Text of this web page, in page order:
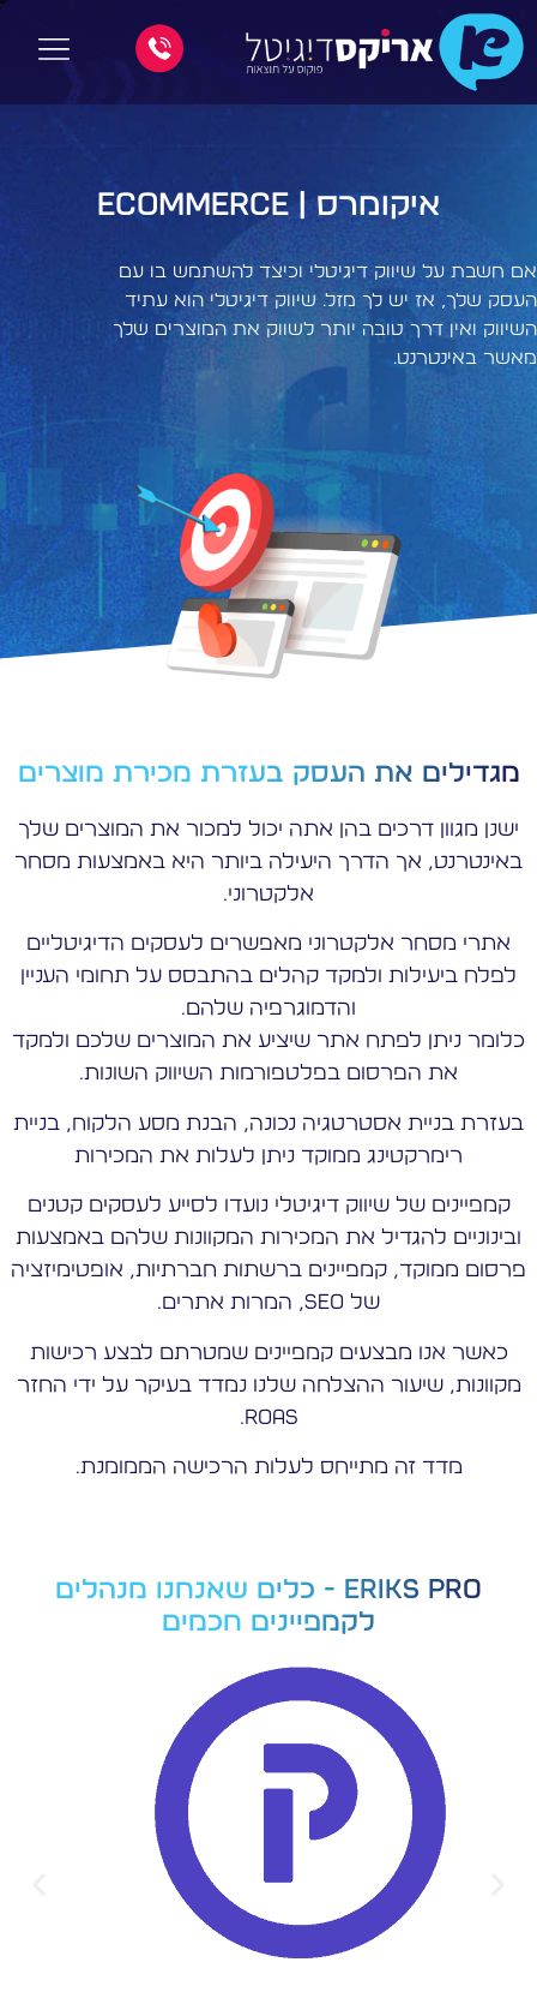
איקומרס | Ecommerce
אם חשבת על שיווק דיגיטלי וכיצד להשתמש בו עם
העסק שלך, אז יש לך מזל. שיווק דיגיטלי הוא עתיד
השיווק ואין דרך טובה יותר לשווק את המוצרים שלך
מאשר באינטרנט.
מגדילים את העסק בעזרת מכירת מוצרים
ישנן מגוון דרכים בהן אתה יכול למכור את המוצרים שלך
באינטרנט, אך הדרך היעילה ביותר היא באמצעות מסחר
אלקטרוני.
אתרי מסחר אלקטרוני מאפשרים לעסקים הדיגיטליים
לפלח ביעילות ולמקד קהלים בהתבסס על תחומי העניין
והדמוגרפיה שלהם.
כלומר ניתן לפתח אתר שיציע את המוצרים שלכם ולמקד
את הפרסום בפלטפורמות השיווק השונות.
בעזרת בניית אסטרטגיה נכונה, הבנת מסע הלקוח, בניית
רימרקטינג ממוקד ניתן לעלות את המכירות
קמפיינים של שיווק דיגיטלי נועדו לסייע לעסקים קטנים
ובינוניים להגדיל את המכירות המקוונות שלהם באמצעות
פרסום ממוקד, קמפיינים ברשתות חברתיות, אופטימיזציה
של SEO, המרות אתרים.
כאשר אנו מבצעים קמפיינים שמטרתם לבצע רכישות
מקוונות, שיעור ההצלחה שלנו נמדד בעיקר על ידי החזר
ROAS.
מדד זה מתייחס לעלות הרכישה הממומנת.
Eriks PRO - כלים שאנחנו מנהלים
לקמפיינים חכמים